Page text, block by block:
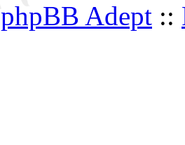
phpBB Adept ::